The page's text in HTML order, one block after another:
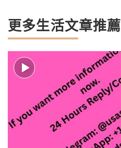
更多生活文章推薦